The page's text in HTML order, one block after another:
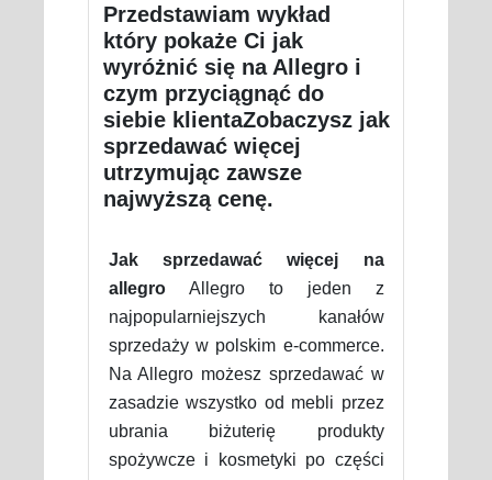
Przedstawiam wykład
który pokaże Ci jak
wyróżnić się na Allegro i
czym przyciągnąć do
siebie klientaZobaczysz jak
sprzedawać więcej
utrzymując zawsze
najwyższą cenę.
Jak sprzedawać więcej na
allegroAllegro to jeden z
najpopularniejszych kanałów
sprzedaży w polskim e-commerce.
Na Allegro możesz sprzedawać w
zasadzie wszystko od mebli przez
ubrania biżuterię produkty
spożywcze i kosmetyki po części